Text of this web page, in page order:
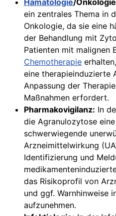
Hämatologie/
ein zentrales Thema in
Onkologie, da sie eine
der Behandlung mit
Patienten mit malignen
Chemotherapie
eine therapieinduzierte
Anpassung der
Maßnahmen erfordert.
Pharmakovigilanz: In
die Agranulozytose
schwerwiegende
Arzneimittelwirkung
Identifizierung und
das Risikoprofil von
und ggf. Warnhinweise
aufzunehmen.